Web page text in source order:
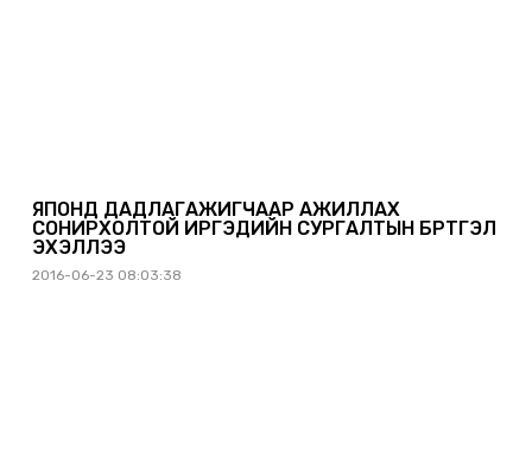
ЯПОНД ДАДЛАГАЖИГЧААР АЖИЛЛАХ
СОНИРХОЛТОЙ ИРГЭДИЙН СУРГАЛТЫН БҮРТГЭЛ
ЭХЭЛЛЭЭ
2016-06-23 08:03:38